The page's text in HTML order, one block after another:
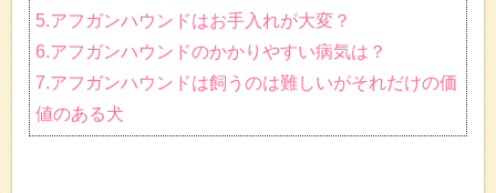
5.アフガンハウンドはお手入れが大変？
6.アフガンハウンドのかかりやすい病気は？
7.アフガンハウンドは飼うのは難しいがそれだけの価
値のある犬